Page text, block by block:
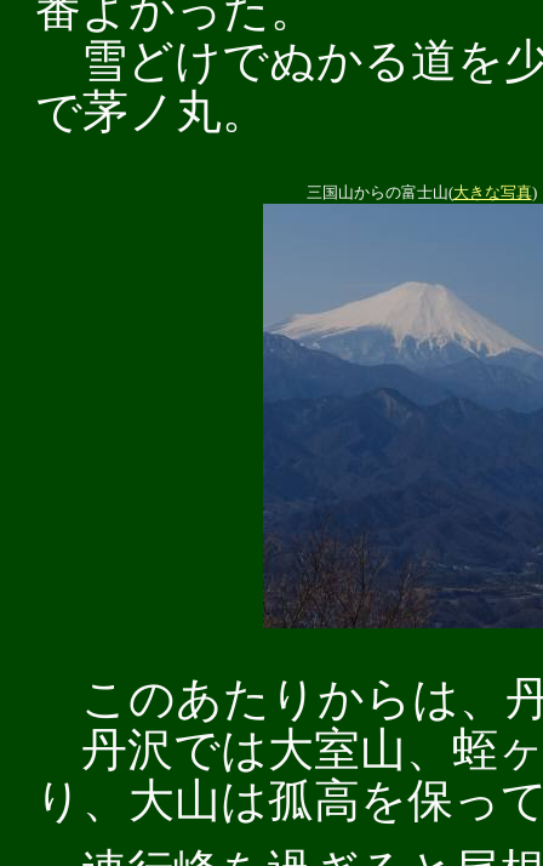
雪どけでぬかる道を
で茅ノ丸。
三国山からの富士山(大きな写真)
このあたりからは、
丹沢では大室山、蛭
り、大山は孤高を保っ